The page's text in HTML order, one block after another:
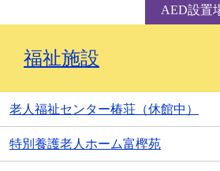
AED設置
福祉施設
老人福祉センター椿荘（休館中）
特別養護老人ホーム富樫苑